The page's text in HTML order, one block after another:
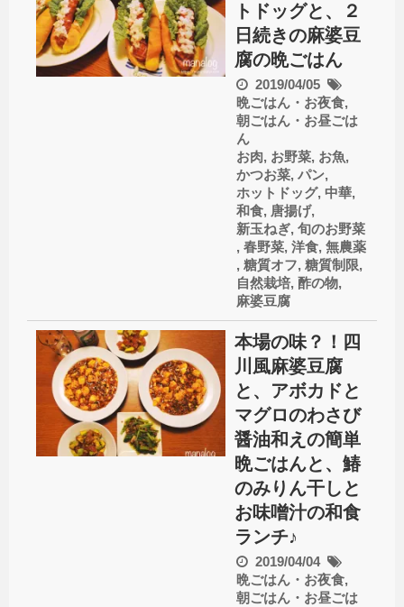
トドッグと、２
日続きの麻婆豆
腐の晩ごはん
2019/04/05
晩ごはん・お夜食,
朝ごはん・お昼ごは
ん
お肉, お野菜, お魚,
かつお菜, パン,
ホットドッグ, 中華,
和食, 唐揚げ,
新玉ねぎ, 旬のお野菜
, 春野菜, 洋食, 無農薬
, 糖質オフ, 糖質制限,
自然栽培, 酢の物,
麻婆豆腐
本場の味？！四
川風麻婆豆腐
と、アボカドと
マグロのわさび
醤油和えの簡単
晩ごはんと、鰆
のみりん干しと
お味噌汁の和食
ランチ♪
2019/04/04
晩ごはん・お夜食,
朝ごはん・お昼ごは